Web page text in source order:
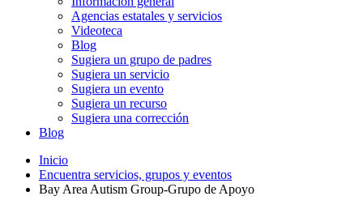
Agencias estatales y servicios
Videoteca
Blog
Sugiera un grupo de padres
Sugiera un servicio
Sugiera un evento
Sugiera un recurso
Sugiera una corrección
Blog
Inicio
Encuentra servicios, grupos y eventos
Bay Area Autism Group-Grupo de Apoyo